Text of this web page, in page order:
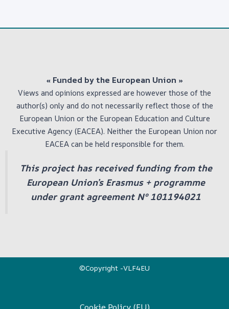
« Funded by the European Union »
Views and opinions expressed are however those of the
author(s) only and do not necessarily reflect those of the
European Union or the European Education and Culture
Executive Agency (EACEA). Neither the European Union nor
EACEA can be held responsible for them.
This project has received funding from the
European Union’s Erasmus + programme
under grant agreement Nº 101194021
©Copyright -VLF4EU